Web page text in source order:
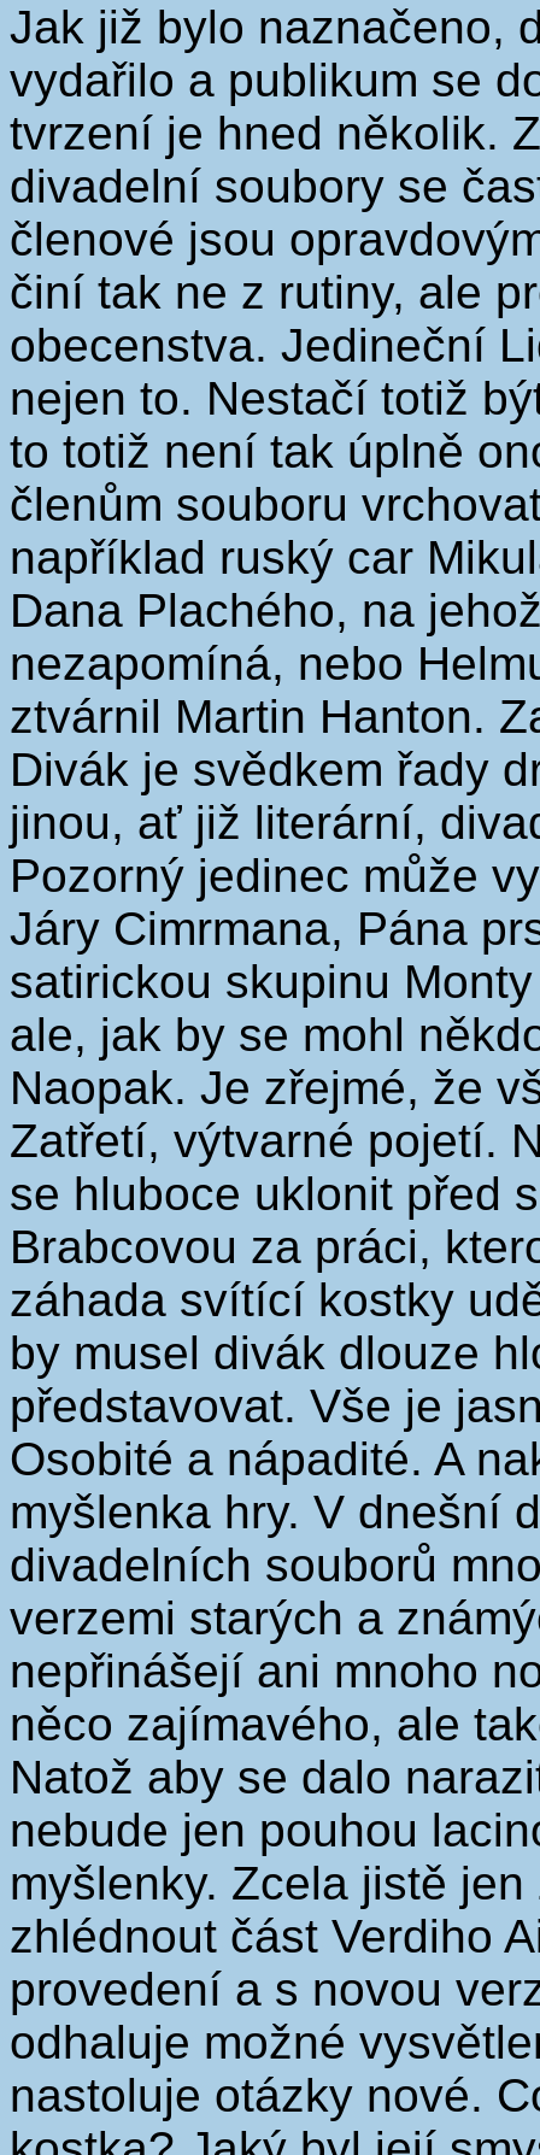
Jak již bylo naznačeno,
vydařilo a publikum se
tvrzení je hned několik.
divadelní soubory se
členové jsou
činí tak ne z rutiny, ale
obecenstva. Jedineční
nejen to. Nestačí totiž
to totiž není tak úplně
členům souboru
například ruský car
Dana Plachého, na
nezapomíná, nebo
ztvárnil Martin Hanton.
Divák je svědkem řady
jinou, ať již literární,
Pozorný jedinec může
Járy Cimrmana, Pána
satirickou skupinu
ale, jak by se mohl
Naopak. Je zřejmé, že
Zatřetí, výtvarné pojetí.
se hluboce uklonit před
Brabcovou za práci,
záhada svítící kostky
by musel divák dlouze
představovat. Vše je
Osobité a nápadité. A
myšlenka hry. V dnešní
divadelních souborů
verzemi starých a
nepřinášejí ani mnoho
něco zajímavého, ale
Natož aby se dalo
nebude jen pouhou
myšlenky. Zcela jistě
zhlédnout část Verdiho
provedení a s novou
odhaluje možné
nastoluje otázky nové.